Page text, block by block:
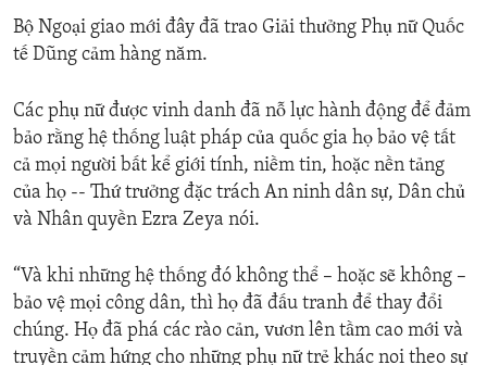
Bộ Ngoại giao mới đây đã trao Giải thưởng Phụ nữ Quốc
tế Dũng cảm hàng năm.
Các phụ nữ được vinh danh đã nỗ lực hành động để đảm
bảo rằng hệ thống luật pháp của quốc gia họ bảo vệ tất
cả mọi người bất kể giới tính, niềm tin, hoặc nền tảng
của họ -- Thứ trưởng đặc trách An ninh dân sự, Dân chủ
và Nhân quyền Ezra Zeya nói.
“Và khi những hệ thống đó không thể – hoặc sẽ không –
bảo vệ mọi công dân, thì họ đã đấu tranh để thay đổi
chúng. Họ đã phá các rào cản, vươn lên tầm cao mới và
truyền cảm hứng cho những phụ nữ trẻ khác noi theo sự